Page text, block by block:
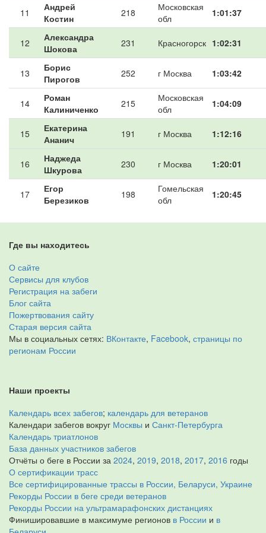
11
Андрей
Костин
218
Московская
обл
1:01:37
12
Александра
Шокова
231 Красногорск 1:02:31
13
Борис
Пирогов
252 г Москва 1:03:42
14
Роман
Калиниченко
215
Московская
обл
1:04:09
15
Екатерина
Ананич
191 г Москва 1:12:16
16
Наджеда
Шкурова
230 г Москва 1:20:01
17
Егор
Березиков
198
Гомельская
обл
1:20:45
Где вы находитесь
О сайте
Сервисы для клубов
Регистрация на забеги
Блог сайта
Пожертвования сайту
Старая версия сайта
Мы в социальных сетях: ВКонтакте, Facebook, страницы по
регионам России
Наши проекты
Календарь всех забегов; календарь для ветеранов
Календари забегов вокруг Москвы и Санкт-Петербурга
Календарь триатлонов
База данных участников забегов
Отчёты о беге в России за 2024, 2019, 2018, 2017, 2016 годы
О сертификации трасс
Все сертифицированные трассы в России, Беларуси, Украине
Рекорды России в беге среди ветеранов
Рекорды России на ультрамарафонских дистанциях
Финишировавшие в максимуме регионов в России и в